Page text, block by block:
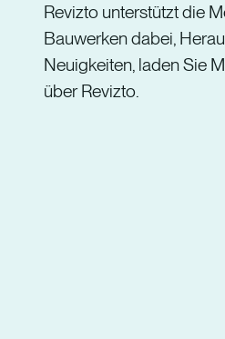
Revizto unterstützt die
Bauwerken dabei,
Neuigkeiten, laden Sie
über Revizto.